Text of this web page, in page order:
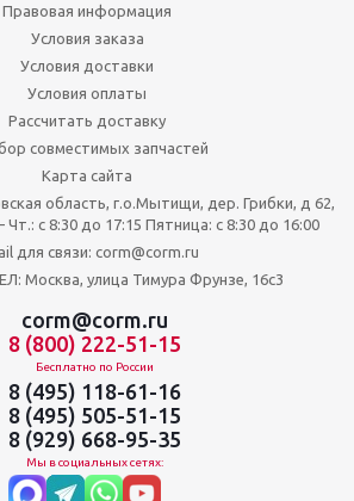
Правовая информация
Условия заказа
Условия доставки
Условия оплаты
Рассчитать доставку
совместимых запчастей
Карта сайта
область, г.о.Мытищи, дер. Грибки, д 62,
с 8:30 до 17:15 Пятница: c 8:30 до 16:00
для связи: corm@corm.ru
Москва, улица Тимура Фрунзе, 16с3
corm@corm.ru
8 (800) 222-51-15
Бесплатно по России
8 (495) 118-61-16
8 (495) 505-51-15
8 (929) 668-95-35
Мы в социальных сетях: